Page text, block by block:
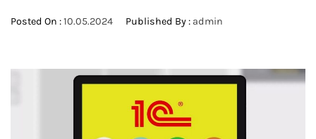
Posted On :10.05.2024 Published By : admin